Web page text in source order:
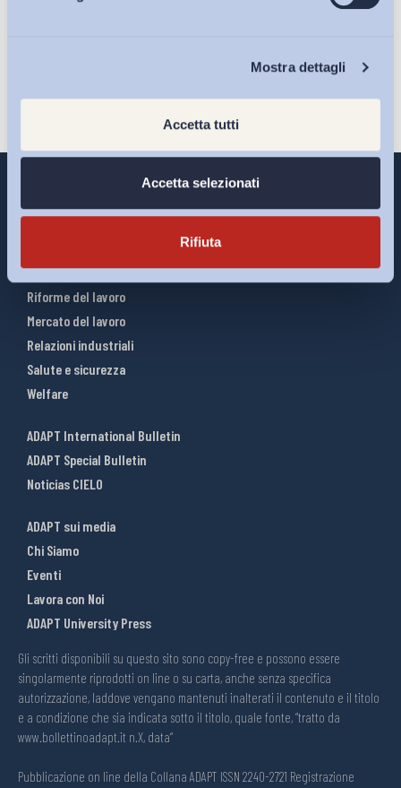
Mostra dettagli
Accetta tutti
Accetta selezionati
Rifiuta
Infografiche
Riforme del lavoro
Mercato del lavoro
Relazioni industriali
Salute e sicurezza
Welfare
ADAPT International Bulletin
ADAPT Special Bulletin
Noticias CIELO
ADAPT sui media
Chi Siamo
Eventi
Lavora con Noi
ADAPT University Press
Gli scritti disponibili su questo sito sono copy-free e possono essere
singolarmente riprodotti on line o su carta, anche senza specifica
autorizzazione, laddove vengano mantenuti inalterati il contenuto e il titolo
e a condizione che sia indicata sotto il titolo, quale fonte, “tratto da
www.bollettinoadapt.it n.X, data“
Pubblicazione on line della Collana ADAPT ISSN 2240-2721 Registrazione